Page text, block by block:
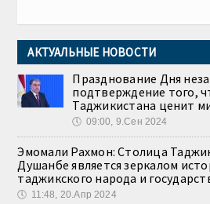
АКТУАЛЬНЫЕ НОВОСТИ
Празднование Дня
подтверждение того,
Таджикистана ценит
🕔 09:00, 9.Сен 2024
Эмомали Рахмон: Столица
Душанбе является зеркалом
таджикского народа и
🕔 11:48, 20.Апр 2024